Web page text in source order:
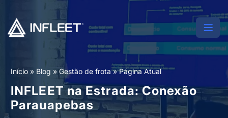
Início » Blog »Gestão de frota»Página Atual
INFLEET na Estrada: Conexão
Parauapebas